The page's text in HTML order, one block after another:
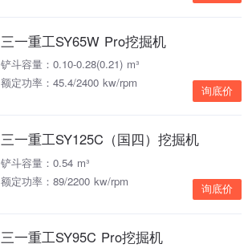
三一重工SY65W Pro挖掘机
铲斗容量：0.10-0.28(0.21) m³
额定功率：45.4/2400 kw/rpm
询底价
三一重工SY125C（国四）挖掘机
铲斗容量：0.54 m³
额定功率：89/2200 kw/rpm
询底价
三一重工SY95C Pro挖掘机